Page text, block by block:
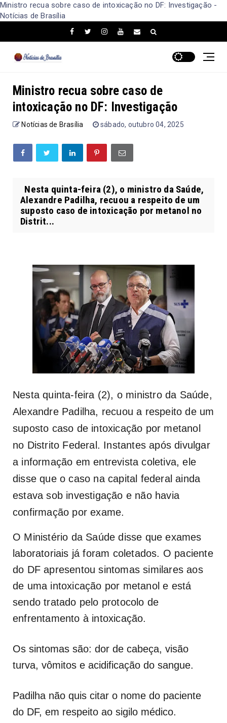
Ministro recua sobre caso de intoxicação no DF: Investigação -
Notícias de Brasília
Ministro recua sobre caso de
intoxicação no DF: Investigação
Notícias de Brasília sábado, outubro 04, 2025
Nesta quinta-feira (2), o ministro da Saúde,
Alexandre Padilha, recuou a respeito de um
suposto caso de intoxicação por metanol no
Distrit...
Nesta quinta-feira (2), o ministro da Saúde,
Alexandre Padilha, recuou a respeito de um
suposto caso de intoxicação por metanol
no Distrito Federal. Instantes após divulgar
a informação em entrevista coletiva, ele
disse que o caso na capital federal ainda
estava sob investigação e não havia
confirmação por exame.
O Ministério da Saúde disse que exames
laboratoriais já foram coletados. O paciente
do DF apresentou sintomas similares aos
de uma intoxicação por metanol e está
sendo tratado pelo protocolo de
enfrentamento à intoxicação.
Os sintomas são: dor de cabeça, visão
turva, vômitos e acidificação do sangue.
Padilha não quis citar o nome do paciente
do DF, em respeito ao sigilo médico.